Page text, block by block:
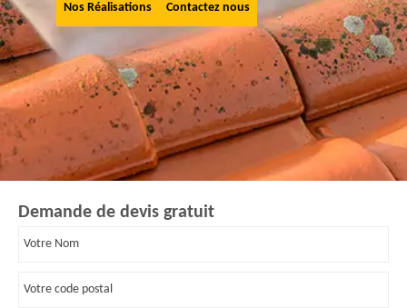
Nos Réalisations Contactez nous
Demande de devis gratuit